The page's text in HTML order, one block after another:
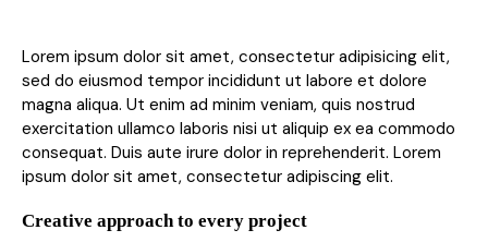
Lorem ipsum dolor sit amet, consectetur adipisicing elit,
sed do eiusmod tempor incididunt ut labore et dolore
magna aliqua. Ut enim ad minim veniam, quis nostrud
exercitation ullamco laboris nisi ut aliquip ex ea commodo
consequat. Duis aute irure dolor in reprehenderit. Lorem
ipsum dolor sit amet, consectetur adipiscing elit.
Creative approach to every project